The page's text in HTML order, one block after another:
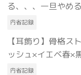
る、、、一旦やめる
内省記録
【耳飾り】骨格ス
ッシュ×イエベ春×
内省記録